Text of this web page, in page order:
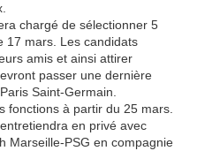
chargé de sélectionner 5
17 mars. Les candidats
amis et ainsi attirer
passer une dernière
Saint-Germain.
fonctions à partir du 25 mars.
en privé avec
Marseille-PSG en compagnie